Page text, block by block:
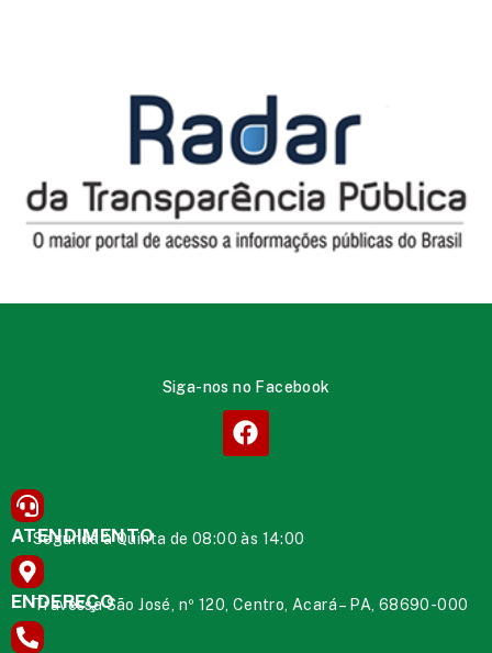
Siga-nos no Facebook
ATENDIMENTO
Segunda à Quinta de 08:00 às 14:00
ENDEREÇO
Travessa São José, nº 120, Centro, Acará – PA, 68690-000